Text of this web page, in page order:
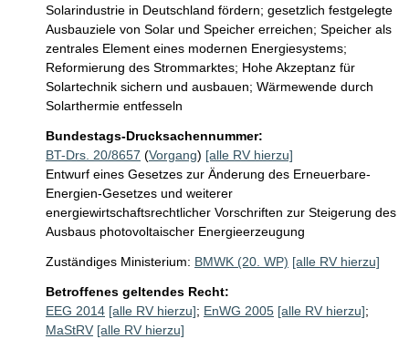
Solarindustrie in Deutschland fördern; gesetzlich festgelegte
Ausbauziele von Solar und Speicher erreichen; Speicher als
zentrales Element eines modernen Energiesystems;
Reformierung des Strommarktes; Hohe Akzeptanz für
Solartechnik sichern und ausbauen; Wärmewende durch
Solarthermie entfesseln
Bundestags-Drucksachennummer:
BT-Drs. 20/8657 (Vorgang) [alle RV hierzu]
Entwurf eines Gesetzes zur Änderung des Erneuerbare-
Energien-Gesetzes und weiterer
energiewirtschaftsrechtlicher Vorschriften zur Steigerung des
Ausbaus photovoltaischer Energieerzeugung
Zuständiges Ministerium: BMWK (20. WP) [alle RV hierzu]
Betroffenes geltendes Recht:
EEG 2014 [alle RV hierzu]; EnWG 2005 [alle RV hierzu];
MaStRV [alle RV hierzu]